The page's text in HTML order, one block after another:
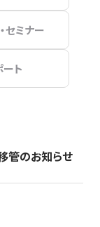
セミナー
ート
管のお知らせ